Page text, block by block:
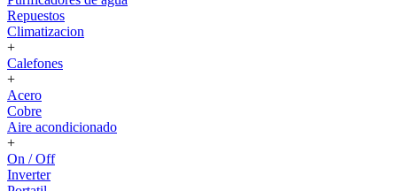
Repuestos
Climatizacion
+
Calefones
+
Acero
Cobre
Aire acondicionado
+
On / Off
Inverter